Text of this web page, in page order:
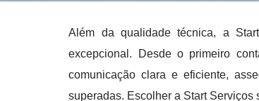
Além da qualidade técnica, a
excepcional. Desde o primeiro
comunicação clara e eficiente,
superadas. Escolher a Start